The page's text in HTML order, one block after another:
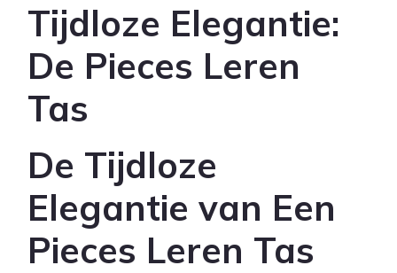
Tijdloze Elegantie:
De Pieces Leren
Tas
De Tijdloze
Elegantie van Een
Pieces Leren Tas